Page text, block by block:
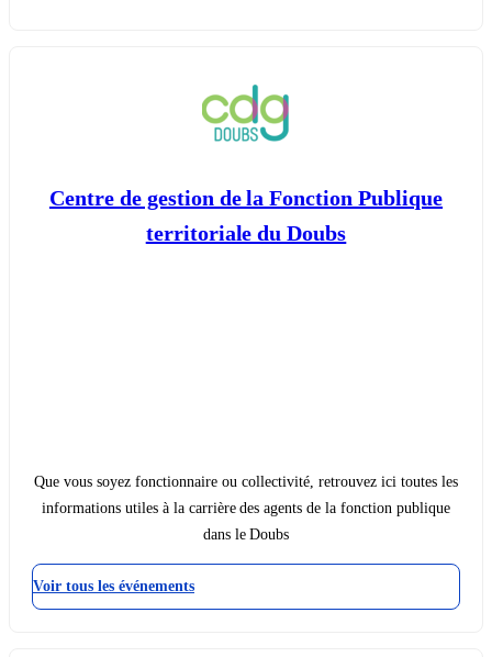
Centre de gestion de la Fonction Publique
territoriale du Doubs
Que vous soyez fonctionnaire ou collectivité, retrouvez ici toutes les
informations utiles à la carrière des agents de la fonction publique
dans le Doubs
Voir tous les événements